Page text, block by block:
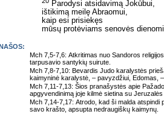
Parodysi atsidavimą Jokūbui,
ištikimą meilę Abraomui,
kaip esi prisiekęs
mūsų protėviams senovės
Mch 7,5-7,6: Atkritimas nuo Sandoros
tarpusavio santykių suirute.
Mch 7,8-7,10: Bevardis Judo karalystės
kaimyninė karalystė, – pavyzdžiui, Edomas,
Mch 7,11-7,13: Šios pranašystės apie
apgyvendinimą joje kilmė sietina su
Mch 7,14-7,17: Atrodo, kad ši malda atspindi
savo krašto, apsupta nedraugiškų kaimynų.